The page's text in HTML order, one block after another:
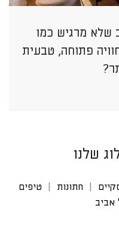
שלא מרגיש כמו
פתוחה, טבעית
שלנו
חתונות
טיפים
אביב